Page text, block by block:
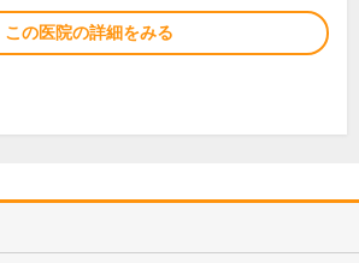
この医院の詳細をみる